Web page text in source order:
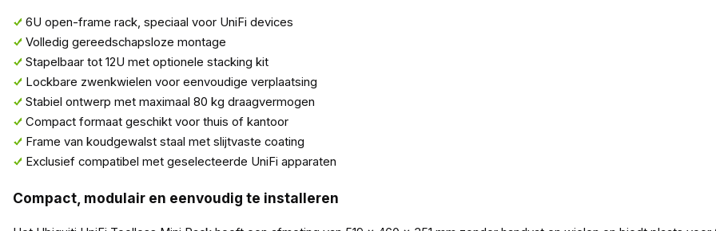
6U open-frame rack, speciaal voor UniFi devices
Volledig gereedschapsloze montage
Stapelbaar tot 12U met optionele stacking kit
Lockbare zwenkwielen voor eenvoudige verplaatsing
Stabiel ontwerp met maximaal 80 kg draagvermogen
Compact formaat geschikt voor thuis of kantoor
Frame van koudgewalst staal met slijtvaste coating
Exclusief compatibel met geselecteerde UniFi apparaten
Compact, modulair en eenvoudig te installeren